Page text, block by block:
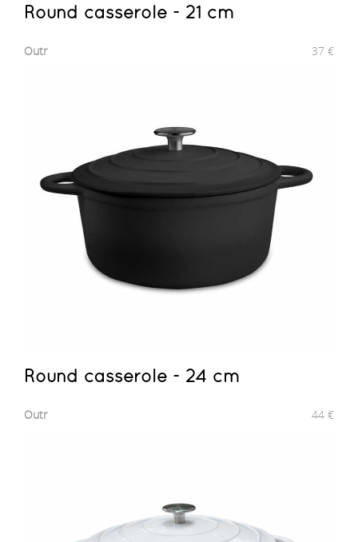
Round casserole - 21 cm
Outr 37 €
Round casserole - 24 cm
Outr 44 €